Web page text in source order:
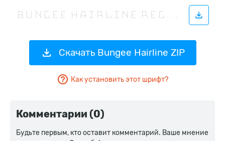
Скачать Bungee Hairline ZIP
Как установить этот шрифт?
Комментарии (0)
Будьте первым, кто оставит комментарий. Ваше мнение